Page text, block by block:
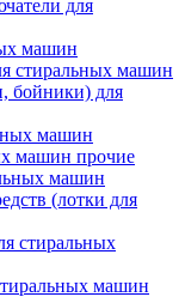
для
машин
стиральных машин
бойники) для
машин
машин прочие
машин
(лотки для
стиральных
машин